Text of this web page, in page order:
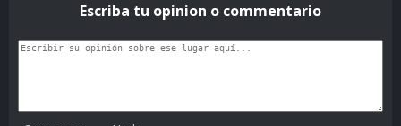
Escriba tu opinion o commentario